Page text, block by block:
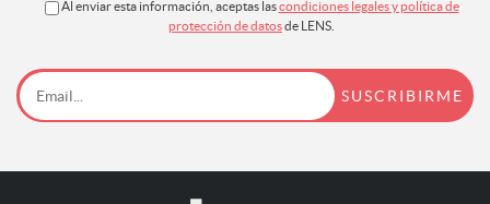
Al enviar esta información, aceptas lascondiciones legales y política de
protección de datosde LENS.